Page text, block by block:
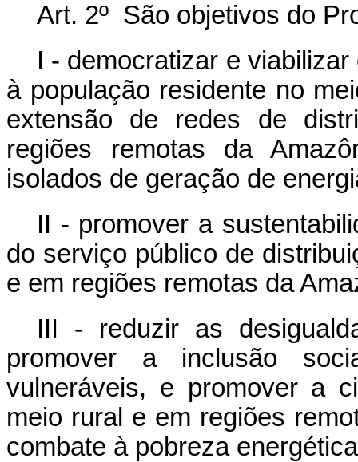
Art. 2º São objetivos do
I - democratizar e
à população residente no
extensão de redes de
regiões remotas da
isolados de geração de
II - promover a
do serviço público de
e em regiões remotas da
III - reduzir as
promover a inclusão
vulneráveis, e promover a
meio rural e em regiões
combate à pobreza